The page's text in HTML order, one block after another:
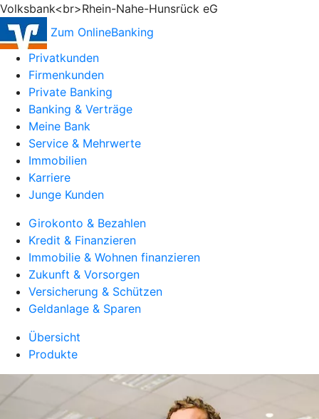
Volksbank<br>Rhein-Nahe-Hunsrück eG
Zum OnlineBanking
Privatkunden
Firmenkunden
Private Banking
Banking & Verträge
Meine Bank
Service & Mehrwerte
Immobilien
Karriere
Junge Kunden
Girokonto & Bezahlen
Kredit & Finanzieren
Immobilie & Wohnen finanzieren
Zukunft & Vorsorgen
Versicherung & Schützen
Geldanlage & Sparen
Übersicht
Produkte